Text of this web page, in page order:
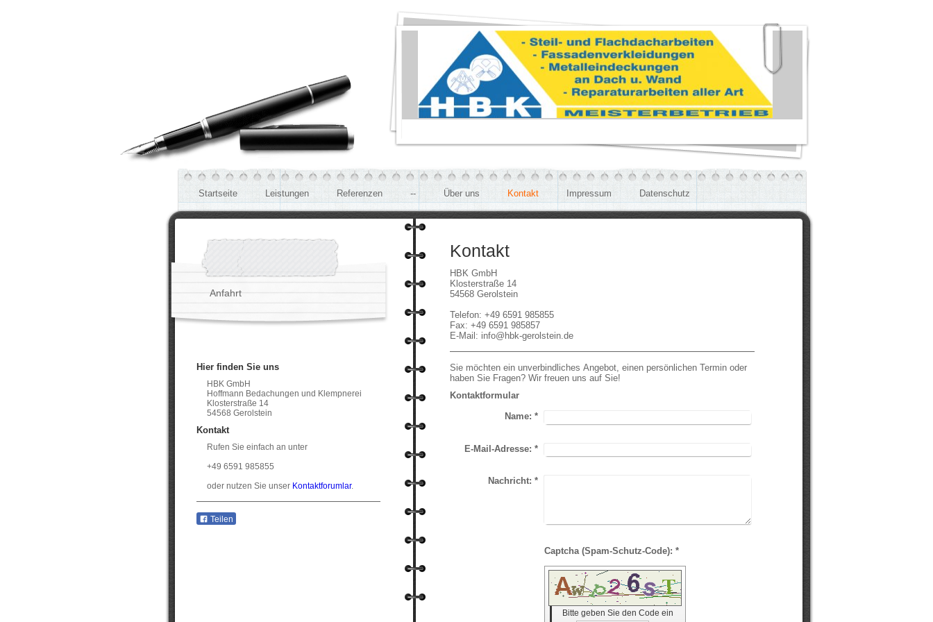
Startseite Leistungen Referenzen -- Über uns Kontakt Impressum Datenschutz
Anfahrt
Hier finden Sie uns
HBK GmbH
Hoffmann Bedachungen und Klempnerei
Klosterstraße 14
54568 Gerolstein
Kontakt
Rufen Sie einfach an unter
+49 6591 985855
oder nutzen Sie unser Kontaktforumlar.
Teilen
Kontakt
HBK GmbH
Klosterstraße 14
54568 Gerolstein
Telefon: +49 6591 985855
Fax: +49 6591 985857
E-Mail: info@hbk-gerolstein.de
Sie möchten ein unverbindliches Angebot, einen persönlichen Termin oder
haben Sie Fragen? Wir freuen uns auf Sie!
Kontaktformular
Name: *
E-Mail-Adresse: *
Nachricht: *
Captcha (Spam-Schutz-Code): *
Bitte geben Sie den Code ein